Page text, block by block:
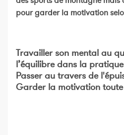
pour garder la motivation
Travailler son mental au
l’équilibre dans la
Passer au travers de
Garder la motivation